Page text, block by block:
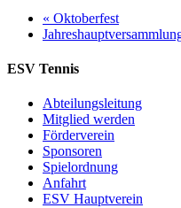
« Oktoberfest
ESV Tennis
Abteilungsleitung
Mitglied werden
Förderverein
Sponsoren
Spielordnung
Anfahrt
ESV Hauptverein